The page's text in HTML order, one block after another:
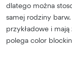
dlatego można
samej rodziny
przykładowe i
polega color